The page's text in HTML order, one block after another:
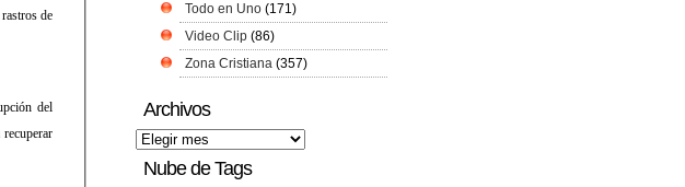
de
del
Todo en Uno (171)
Video Clip (86)
Zona Cristiana (357)
Archivos
Nube de Tags